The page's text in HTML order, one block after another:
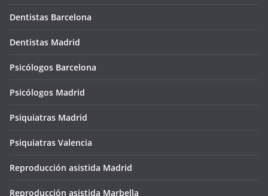
Dentistas Barcelona
Dentistas Madrid
Psicólogos Barcelona
Psicólogos Madrid
Psiquiatras Madrid
Psiquiatras Valencia
Reproducción asistida Madrid
Reproducción asistida Marbella